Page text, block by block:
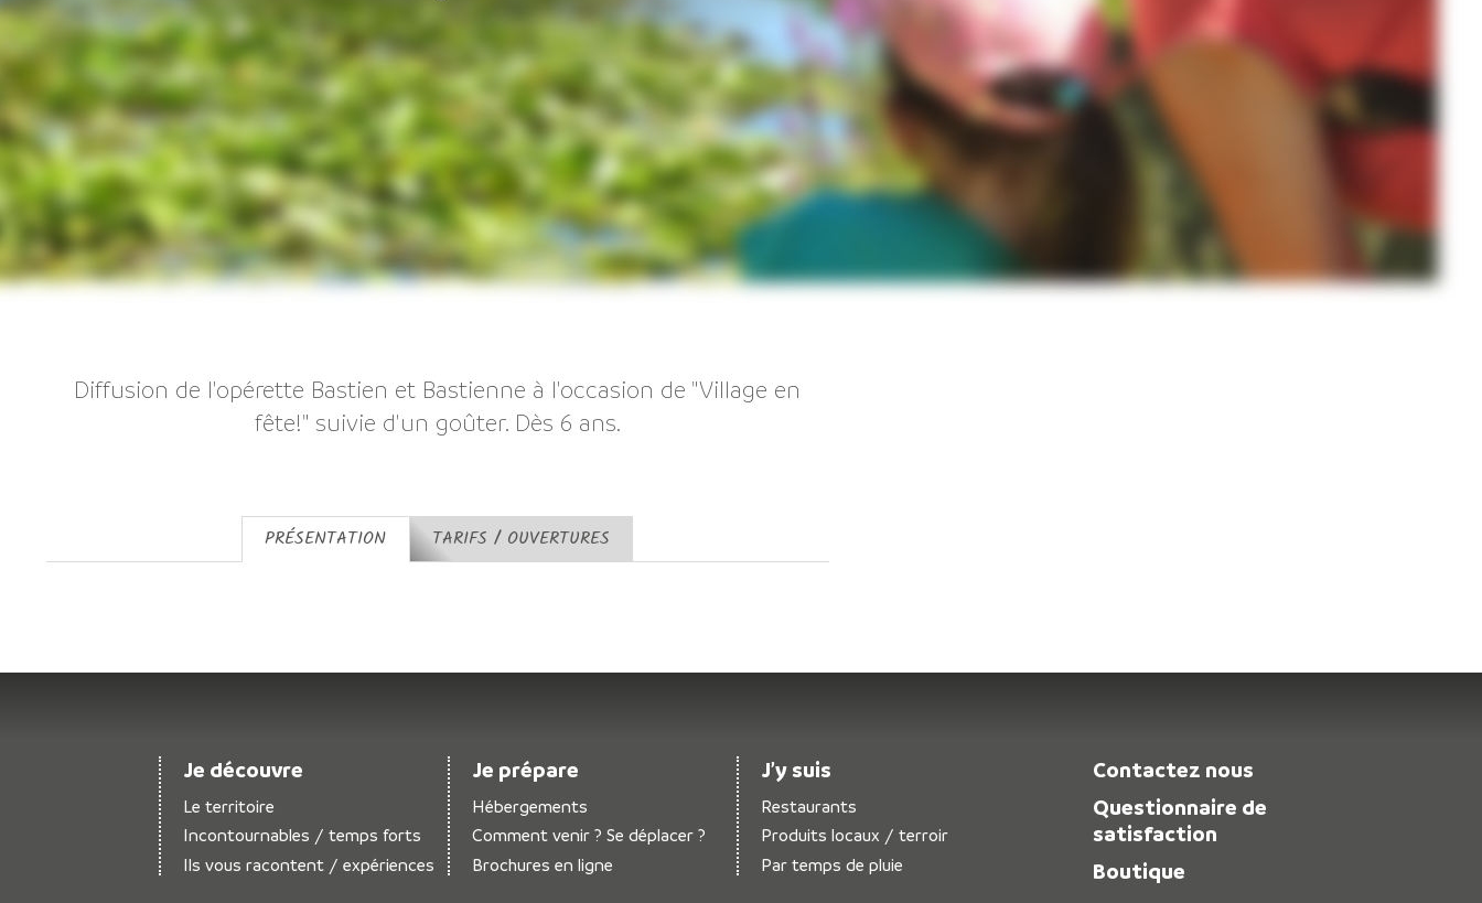
Diffusion de l'opérette Bastien et Bastienne à l'occasion de "Village en
fête!" suivie d'un goûter. Dès 6 ans.
PRÉSENTATION TARIFS / OUVERTURES
Je découvre
Le territoire
Incontournables / temps forts
Ils vous racontent / expériences
Je prépare
Hébergements
Comment venir ? Se déplacer ?
Brochures en ligne
J’y suis
Restaurants
Produits locaux / terroir
Par temps de pluie
Contactez nous
Questionnaire de
satisfaction
Boutique